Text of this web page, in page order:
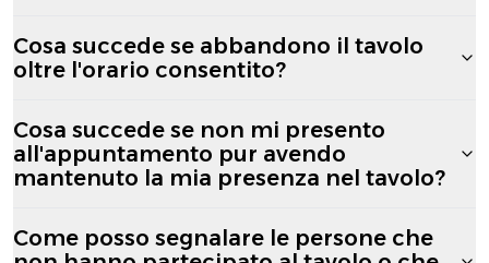
Cosa succede se abbandono il tavolo
oltre l'orario consentito?
Cosa succede se non mi presento
all'appuntamento pur avendo
mantenuto la mia presenza nel tavolo?
Come posso segnalare le persone che